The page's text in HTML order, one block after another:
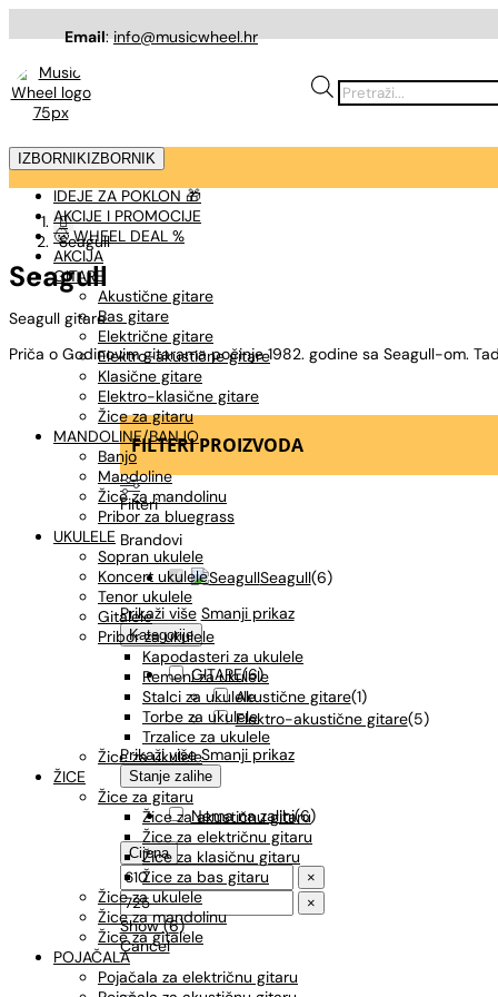
Email: info@musicwheel.hr
Products
search
IZBORNIK IZBORNIK
IDEJE ZA POKLON 🎁
AKCIJE I PROMOCIJE
🤠 WHEEL DEAL %
AKCIJA
GITARE
Akustične gitare
Bas gitare
Električne gitare
Elektro-akustične gitare
Klasične gitare
Elektro-klasične gitare
Žice za gitaru
MANDOLINE/BANJO
Banjo
Mandoline
Žice za mandolinu
Pribor za bluegrass
UKULELE
Sopran ukulele
Koncert ukulele
Tenor ukulele
Gitalele
Pribor za ukulele
Kapodasteri za ukulele
Remeni za ukulele
Stalci za ukulele
Torbe za ukulele
Trzalice za ukulele
Žice za ukulele
ŽICE
Žice za gitaru
Žice za akustičnu gitaru
Žice za električnu gitaru
Žice za klasičnu gitaru
Žice za bas gitaru
Žice za ukulele
Žice za mandolinu
Žice za gitalele
POJAČALA
Pojačala za električnu gitaru

Seagull
Seagull
Seagull gitare
Priča o Godinovim gitarama počinje 1982. godine sa Seagull-om.
FILTERI PROIZVODA
Filteri
Brandovi
Seagull(6)
Prikaži više Smanji prikaz
Kategorije
GITARE(6)
Akustične gitare(1)
Elektro-akustične gitare(5)
Prikaži više Smanji prikaz
Stanje zalihe
Nema na zalihi(6)
Cijena
×
×
Show(6)
Cancel